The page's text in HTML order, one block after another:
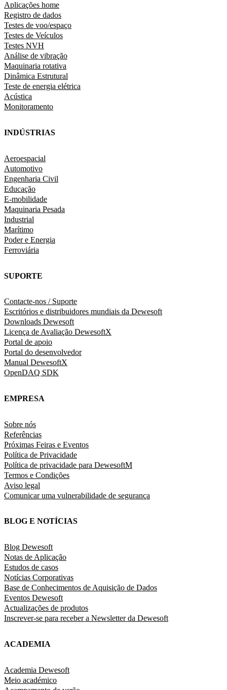
Aplicações home
Registro de dados
Testes de voo/espaço
Testes de Veículos
Testes NVH
Análise de vibração
Maquinaria rotativa
Dinâmica Estrutural
Teste de energia elétrica
Acústica
Monitoramento
INDÚSTRIAS
Aeroespacial
Automotivo
Engenharia Civil
Educação
E-mobilidade
Maquinaria Pesada
Industrial
Marítimo
Poder e Energia
Ferroviária
SUPORTE
Contacte-nos / Suporte
Escritórios e distribuidores mundiais da Dewesoft
Downloads Dewesoft
Licença de Avaliação DewesoftX
Portal de apoio
Portal do desenvolvedor
Manual DewesoftX
OpenDAQ SDK
EMPRESA
Sobre nós
Referências
Próximas Feiras e Eventos
Política de Privacidade
Política de privacidade para DewesoftM
Termos e Condições
Aviso legal
Comunicar uma vulnerabilidade de segurança
BLOG E NOTÍCIAS
Blog Dewesoft
Notas de Aplicação
Estudos de casos
Notícias Corporativas
Base de Conhecimentos de Aquisição de Dados
Eventos Dewesoft
Actualizações de produtos
Inscrever-se para receber a Newsletter da Dewesoft
ACADEMIA
Academia Dewesoft
Meio académico